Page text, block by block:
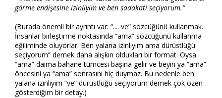
görme endişesine izinliyim ve ben sadakati seçiyorum.”
(Burada önemli bir ayrıntı var: “.... ve” sözcüğünü kullanmak.
İnsanlar birleştirme noktasında “ama” sözcüğünü kullanma
eğiliminde oluyorlar. Ben yalana izinliyim ama dürüstlüğü
seçiyorum” demek daha alışkın oldukları bir format. Oysa
“ama” daima bahane tümcesi başına gelir ve beyin ya “ama”
öncesini ya “ama” sonrasını hiç duymaz. Bu nedenle ben
yalana izinliyim “ve” dürüstlüğü seçiyorum demek çok özen
gösterdiğim bir detay.)